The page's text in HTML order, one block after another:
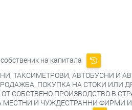
на капитала
ТАКСИМЕТРОВИ, АВТОБУСНИ И
ПОКУПКА НА СТОКИ ИЛИ
СОБСТВЕНО ПРОИЗВОДСТВО В
МЕСТНИ И ЧУЖДЕСТРАННИ ФИРМИ